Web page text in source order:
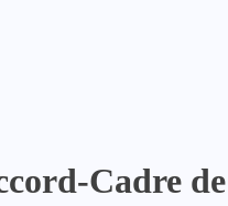
Cadre de